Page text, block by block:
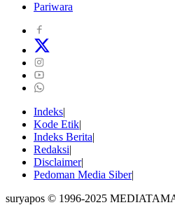
Pariwara
Indeks
Kode Etik
Indeks Berita
Redaksi
Disclaimer
Pedoman Media Siber
suryapos © 1996-2025